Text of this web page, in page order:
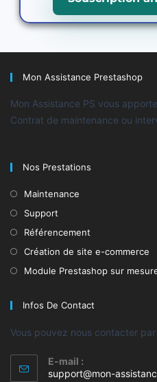
Mon Assistance Prestashop
Mon Assistance PS vous
Contrat de maintenance ou
Nos Prestations
Maintenance
Support
Référencement
Création de site e-commerce
Module Prestashop sur
Infos De Contact
Vous pouvez nous contacter
E-mail :
support@mon-